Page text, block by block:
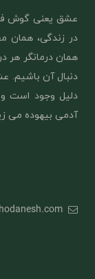
عشق یعنی گوش
در زندگی، همان
همان درمانگر هر
دنبال آن باشیم.
دلیل وجود است و
آدمی بیهوده می